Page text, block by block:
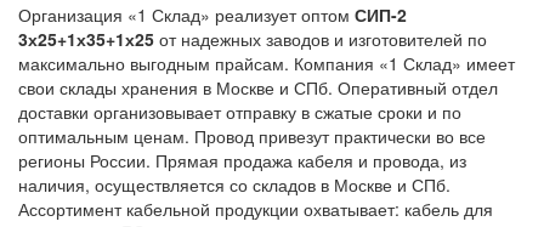
Организация «1 Склад» реализует оптом СИП-2
3х25+1х35+1х25 от надежных заводов и изготовителей по
максимально выгодным прайсам. Компания «1 Склад» имеет
свои склады хранения в Москве и СПб. Оперативный отдел
доставки организовывает отправку в сжатые сроки и по
оптимальным ценам. Провод привезут практически во все
регионы России. Прямая продажа кабеля и провода, из
наличия, осуществляется со складов в Москве и СПб.
Ассортимент кабельной продукции охватывает: кабель для